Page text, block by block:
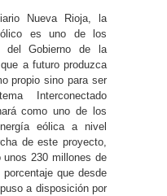
Nueva Rioja, la
es uno de los
del Gobierno de la
a futuro produzca
propio sino para ser
Interconectado
como uno de los
eólica a nivel
de este proyecto,
unos 230 millones de
que desde
a disposición por